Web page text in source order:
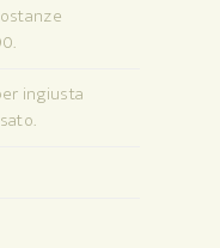
ingiusta